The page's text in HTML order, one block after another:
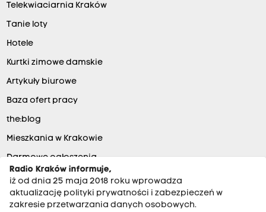
Telekwiaciarnia Kraków
Tanie loty
Hotele
Kurtki zimowe damskie
Artykuły biurowe
Baza ofert pracy
the:blog
Mieszkania w Krakowie
Darmowe ogłoszenia
Sklep z kosmetykami tolpa.pl
Radio Kraków informuje,
iż od dnia 25 maja 2018 roku wprowadza
aktualizację polityki prywatności i zabezpieczeń w
zakresie przetwarzania danych osobowych.